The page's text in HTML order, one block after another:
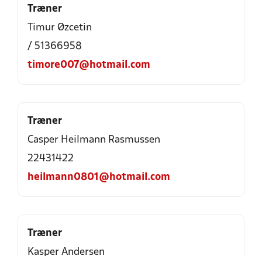
Træner
Timur Øzcetin
/ 51366958
timore007@hotmail.com
Træner
Casper Heilmann Rasmussen
22431422
heilmann0801@hotmail.com
Træner
Kasper Andersen